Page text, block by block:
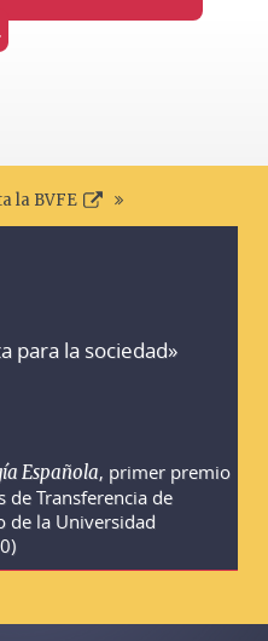
la BVFE
para la sociedad»
Española, primer premio
de Transferencia de
de la Universidad